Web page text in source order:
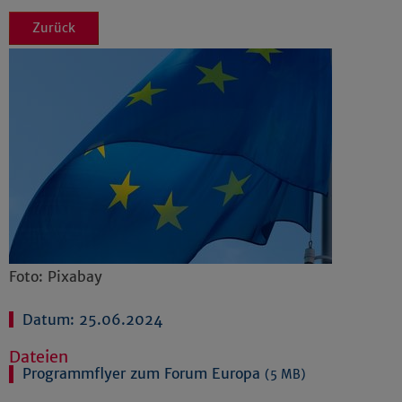
Zurück
Foto: Pixabay
Datum: 25.06.2024
Dateien
Programmflyer zum Forum Europa (5 MB)